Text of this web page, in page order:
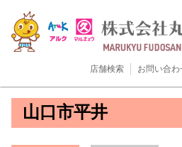
店舗検索 お問い合わ
山口市平井